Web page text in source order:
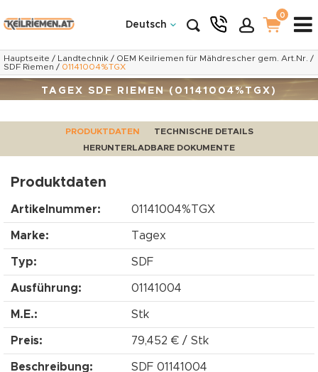
Deutsch
0
Hauptseite / Landtechnik / OEM Keilriemen für Mähdrescher gem. Art.Nr. /
SDF Riemen / 01141004%TGX
TAGEX SDF RIEMEN (01141004%TGX)
PRODUKTDATEN
TECHNISCHE DETAILS
HERUNTERLADBARE DOKUMENTE
Produktdaten
Artikelnummer: 01141004%TGX
Marke: Tagex
Typ: SDF
Ausführung: 01141004
M.E.: Stk
Preis: 79,452 € / Stk
Beschreibung: SDF 01141004